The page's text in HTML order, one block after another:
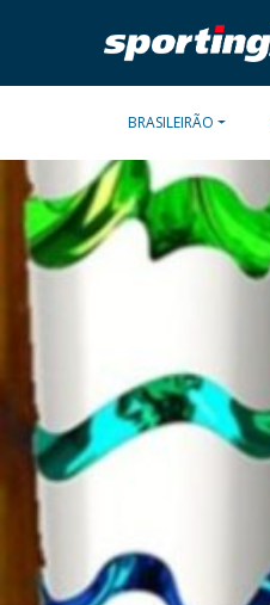
BRASILEIRÃO